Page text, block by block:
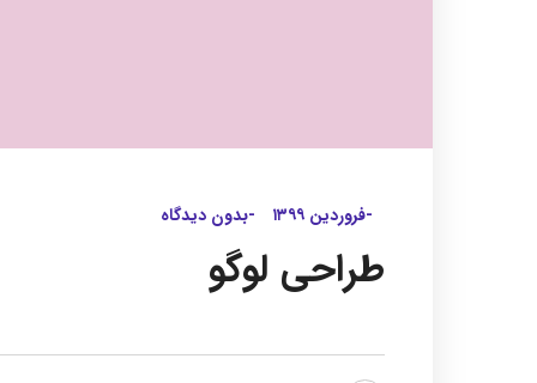
-فروردین ۱۳۹۹ -بدون دیدگاه
طراحی لوگو